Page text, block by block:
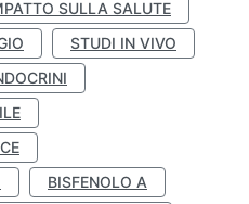
SULLA SALUTE
STUDI IN VIVO
BISFENOLO A